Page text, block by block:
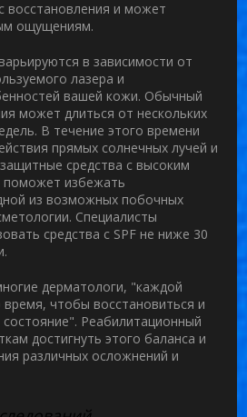
восстановления и может
ощущениям.
в зависимости от
лазера и
вашей кожи. Обычный
может длиться от нескольких
В течение этого времени
прямых солнечных лучей и
средства с высоким
избежать
из возможных побочных
Специалисты
средства с SPF не ниже 30
дерматологи, "каждой
чтобы восстановиться и
Реабилитационный
достигнуть этого баланса и
различных осложнений и